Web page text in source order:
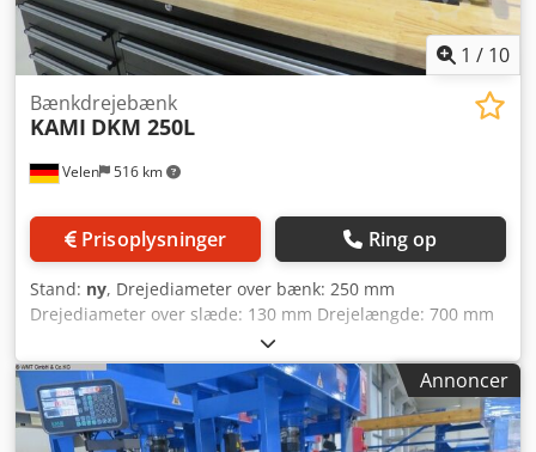
1 / 10
Velen 516 km
Bænkdrejebænk
KAMI DKM 250L
Prisoplysninger Ring op
Stand: ny, Drejediameter over bænk: 250 mm
Drejediameter over slæde: 130 mm Drejelængde: 700 mm
Omdrejningstal: 115 - 1620 o/min Spidshøjde: 125 mm
Dcjdpfxsf Nb Hke An Eok Spindelboring: 27 mm Konus i
pinol på bagdokken: MK 2 Pinolvandring på bagdokken: 40
mm Metriske gevind: 0,2 - 3,5 mm Tommergevind: 8 - 56
TPI Modulgevind: 0,2 - 12,5 mm Drejeslædes krøjning: +/-
Annoncer